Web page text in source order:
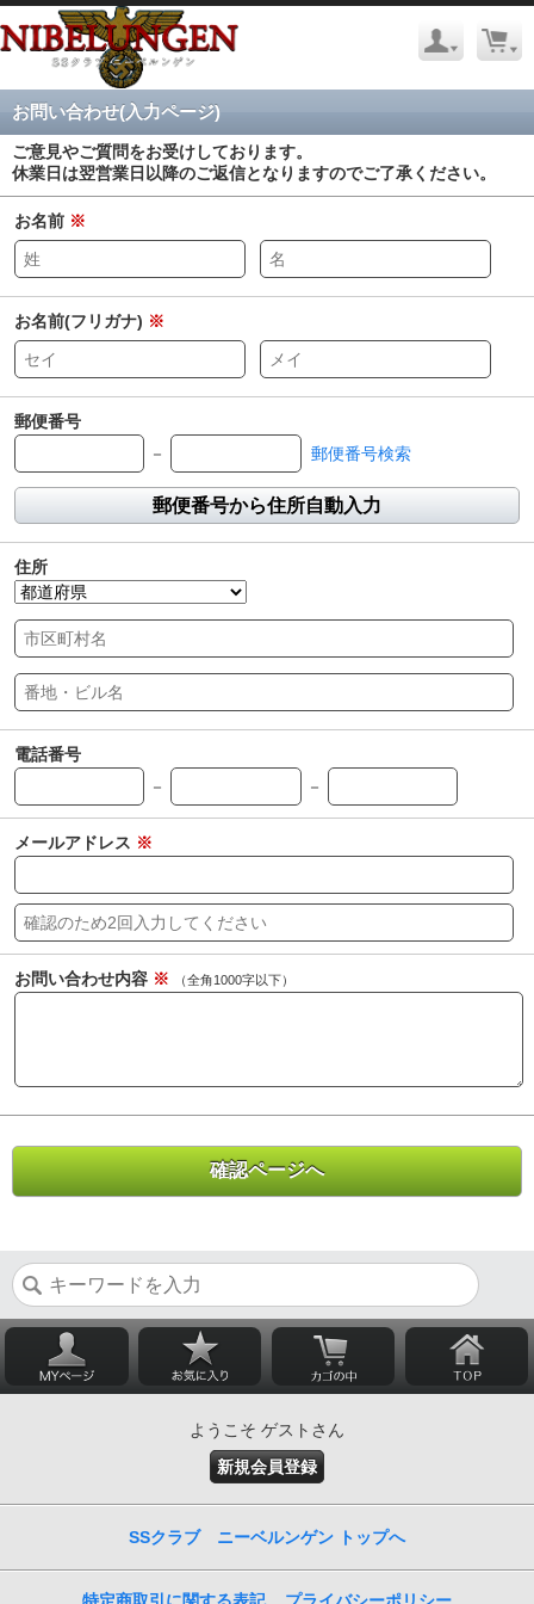
お問い合わせ(入力ページ)
ご意見やご質問をお受けしております。
休業日は翌営業日以降のご返信となりますのでご了承ください。
お名前 ※
お名前(フリガナ) ※
郵便番号
－
郵便番号検索
郵便番号から住所自動入力
住所
電話番号
－
－
メールアドレス ※
お問い合わせ内容 ※ （全角1000字以下）
ようこそ ゲストさん
新規会員登録
SSクラブ ニーベルンゲン トップへ